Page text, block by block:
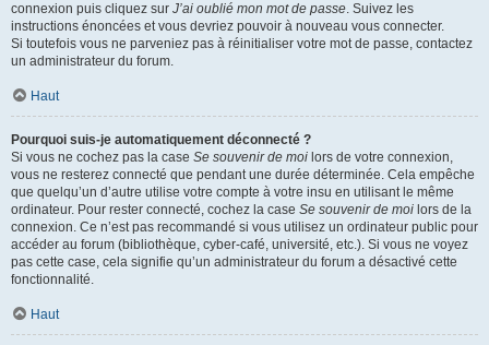
connexion puis cliquez sur J’ai oublié mon mot de passe. Suivez les
instructions énoncées et vous devriez pouvoir à nouveau vous connecter.
Si toutefois vous ne parveniez pas à réinitialiser votre mot de passe, contactez
un administrateur du forum.
Haut
Pourquoi suis-je automatiquement déconnecté ?
Si vous ne cochez pas la case Se souvenir de moi lors de votre connexion,
vous ne resterez connecté que pendant une durée déterminée. Cela empêche
que quelqu’un d’autre utilise votre compte à votre insu en utilisant le même
ordinateur. Pour rester connecté, cochez la case Se souvenir de moi lors de la
connexion. Ce n’est pas recommandé si vous utilisez un ordinateur public pour
accéder au forum (bibliothèque, cyber-café, université, etc.). Si vous ne voyez
pas cette case, cela signifie qu’un administrateur du forum a désactivé cette
fonctionnalité.
Haut